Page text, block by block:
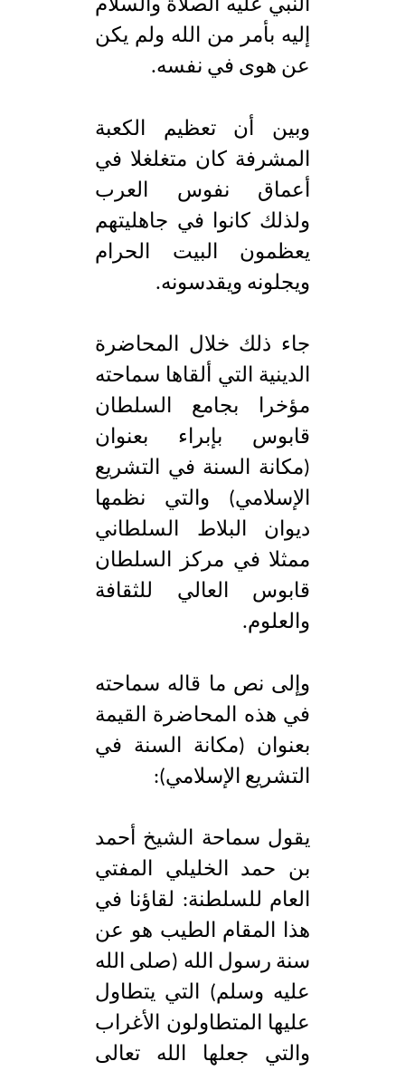
النبي عليه الصلاة والسلام
إليه بأمر من الله ولم يكن
عن هوى في نفسه.
وبين أن تعظيم الكعبة
المشرفة كان متغلغلا في
أعماق نفوس العرب
ولذلك كانوا في جاهليتهم
يعظمون البيت الحرام
ويجلونه ويقدسونه.
جاء ذلك خلال المحاضرة
الدينية التي ألقاها سماحته
مؤخرا بجامع السلطان
قابوس بإبراء بعنوان
(مكانة السنة في التشريع
الإسلامي) والتي نظمها
ديوان البلاط السلطاني
ممثلا في مركز السلطان
قابوس العالي للثقافة
والعلوم.
وإلى نص ما قاله سماحته
في هذه المحاضرة القيمة
بعنوان (مكانة السنة في
التشريع الإسلامي):
يقول سماحة الشيخ أحمد
بن حمد الخليلي المفتي
العام للسلطنة: لقاؤنا في
هذا المقام الطيب هو عن
سنة رسول الله (صلى الله
عليه وسلم) التي يتطاول
عليها المتطاولون الأغراب
والتي جعلها الله تعالى